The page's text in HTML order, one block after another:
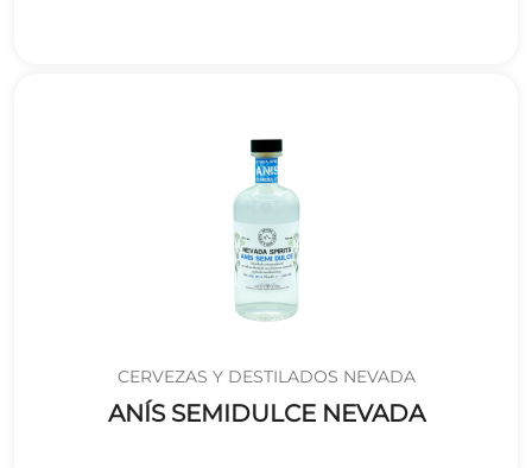
CERVEZAS Y DESTILADOS NEVADA
ANÍS SEMIDULCE NEVADA